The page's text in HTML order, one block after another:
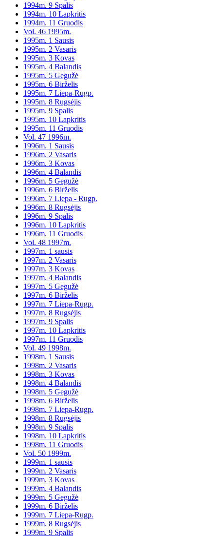
1994m. 9 Spalis
1994m. 10 Lapkritis
1994m. 11 Gruodis
Vol. 46 1995m.
1995m. 1 Sausis
1995m. 2 Vasaris
1995m. 3 Kovas
1995m. 4 Balandis
1995m. 5 Gegužė
1995m. 6 Birželis
1995m. 7 Liepa-Rugp.
1995m. 8 Rugsėjis
1995m. 9 Spalis
1995m. 10 Lapkritis
1995m. 11 Gruodis
Vol. 47 1996m.
1996m. 1 Sausis
1996m. 2 Vasaris
1996m. 3 Kovas
1996m. 4 Balandis
1996m. 5 Gegužė
1996m. 6 Birželis
1996m. 7 Liepa - Rugp.
1996m. 8 Rugsėjis
1996m. 9 Spalis
1996m. 10 Lapkritis
1996m. 11 Gruodis
Vol. 48 1997m.
1997m. 1 sausis
1997m. 2 Vasaris
1997m. 3 Kovas
1997m. 4 Balandis
1997m. 5 Gegužė
1997m. 6 Birželis
1997m. 7 Liepa-Rugp.
1997m. 8 Rugsėjis
1997m. 9 Spalis
1997m. 10 Lapkritis
1997m. 11 Gruodis
Vol. 49 1998m.
1998m. 1 Sausis
1998m. 2 Vasaris
1998m. 3 Kovas
1998m. 4 Balandis
1998m. 5 Gegužė
1998m. 6 Birželis
1998m. 7 Liepa-Rugp.
1998m. 8 Rugsėjis
1998m. 9 Spalis
1998m. 10 Lapkritis
1998m. 11 Gruodis
Vol. 50 1999m.
1999m. 1 sausis
1999m. 2 Vasaris
1999m. 3 Kovas
1999m. 4 Balandis
1999m. 5 Gegužė
1999m. 6 Birželis
1999m. 7 Liepa-Rugp.
1999m. 8 Rugsėjis
1999m. 9 Spalis